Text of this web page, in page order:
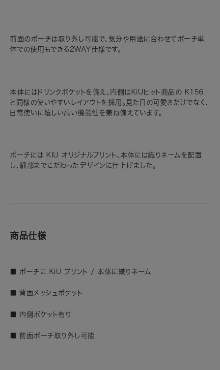
前面のポーチは取り外し可能で、気分や用途に合わせてポーチ単
体での使用もできる2WAY仕様です。
本体にはドリンクポケットを備え、内側はKiUヒット商品の K156
と同様の使いやすいレイアウトを採用。見た目の可愛さだけでなく、
日常使いに嬉しい高い機能性を兼ね備えています。
ポーチには KiU オリジナルプリント、本体には織りネームを配置
し、細部までこだわったデザインに仕上げました。
商品仕様
■ ポーチに KiU プリント / 本体に織りネーム
■ 背面メッシュポケット
■ 内側ポケット有り
■ 前面ポーチ取り外し可能